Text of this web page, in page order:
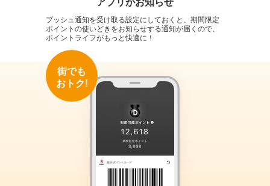
プッシュ通知を受け取る設定にしておくと、期間限定
ポイントの使いどきをお知らせする通知が届くので、
ポイントライフがもっと快適に！
街でも
おトク!